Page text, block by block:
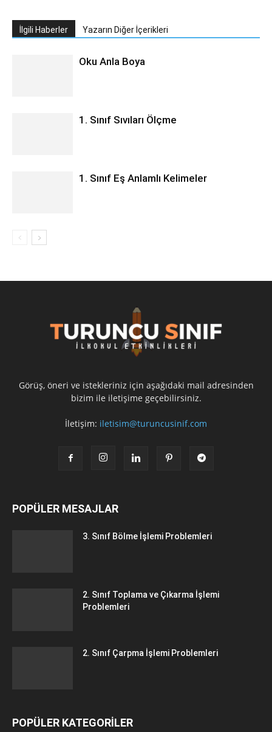
İlgili Haberler Yazarın Diğer İçerikleri
Oku Anla Boya
1. Sınıf Sıvıları Ölçme
1. Sınıf Eş Anlamlı Kelimeler
Görüş, öneri ve istekleriniz için aşağıdaki mail adresinden
bizim ile iletişime geçebilirsiniz.
İletişim: iletisim@turuncusinif.com
POPÜLER MESAJLAR
3. Sınıf Bölme İşlemi Problemleri
2. Sınıf Toplama ve Çıkarma İşlemi
Problemleri
2. Sınıf Çarpma İşlemi Problemleri
POPÜLER KATEGORİLER